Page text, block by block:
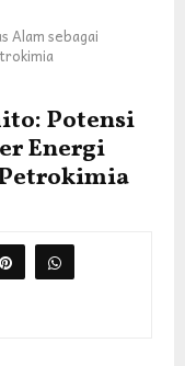
Alam sebagai
Potensi
Energi